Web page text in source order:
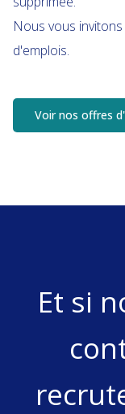
Nous vous
d'emplois.
Voir nos offres
Et si